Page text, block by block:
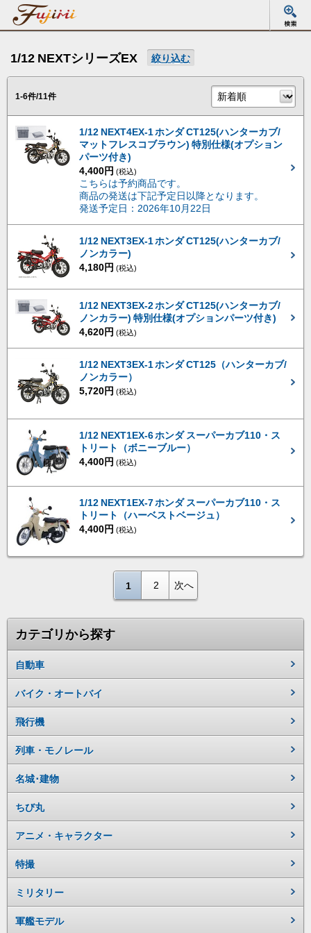
1/12 NEXTシリーズEX 絞り込む
1-6件/11件
1/12 NEXT4EX-1 ホンダ CT125(ハンターカブ/
マットフレスコブラウン) 特別仕様(オプション
パーツ付き)
4,400円 (税込)
こちらは予約商品です。
商品の発送は下記予定日以降となります。
発送予定日：2026年10月22日
1/12 NEXT3EX-1 ホンダ CT125(ハンターカブ/
ノンカラー)
4,180円 (税込)
1/12 NEXT3EX-2 ホンダ CT125(ハンターカブ/
ノンカラー) 特別仕様(オプションパーツ付き)
4,620円 (税込)
1/12 NEXT3EX-1 ホンダ CT125（ハンターカブ/
ノンカラー）
5,720円 (税込)
1/12 NEXT1EX-6 ホンダ スーパーカブ110・ス
トリート（ボニーブルー）
4,400円 (税込)
1/12 NEXT1EX-7 ホンダ スーパーカブ110・ス
トリート（ハーベストベージュ）
4,400円 (税込)
1 2 次へ
カテゴリから探す
自動車
バイク・オートバイ
飛行機
列車・モノレール
名城･建物
ちび丸
アニメ・キャラクター
特撮
ミリタリー
軍艦モデル